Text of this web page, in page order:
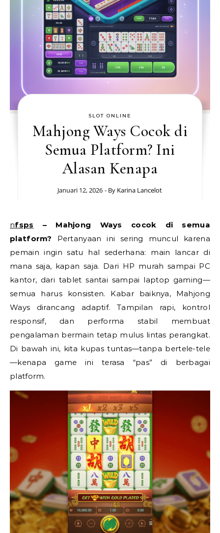
SLOT ONLINE
Mahjong Ways Cocok di
Semua Platform? Ini
Alasan Kenapa
Januari 12, 2026 - By Karina Lancelot
nfsps – Mahjong Ways cocok di semua
platform? Pertanyaan ini sering muncul karena
pemain ingin satu hal sederhana: main lancar di
mana saja, kapan saja. Dari HP murah sampai PC
kantor, dari tablet santai sampai laptop gaming—
semua harus konsisten. Kabar baiknya, Mahjong
Ways dirancang adaptif. Tampilan rapi, kontrol
responsif, dan performa stabil membuat
pengalaman bermain tetap mulus lintas perangkat.
Di bawah ini, kita kupas tuntas—tanpa bertele-tele
—kenapa game ini terasa “pas” di berbagai
platform.